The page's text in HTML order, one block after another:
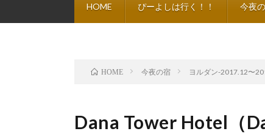
HOME ぴーよしは行く！！ 今夜
HOME 今夜の宿 ヨルダン-2017.12〜
Dana Tower Hotel（